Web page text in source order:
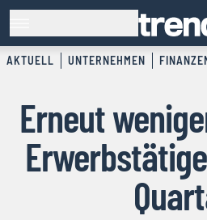
AKTUELL UNTERNEHMEN
Erneut